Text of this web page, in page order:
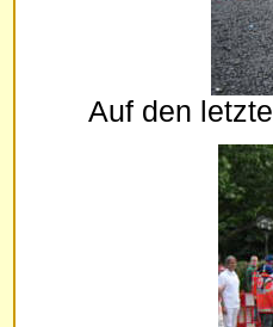
Auf den